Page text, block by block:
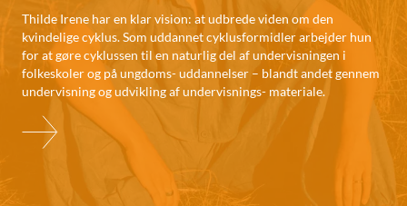
Thilde Irene har en klar vision: at udbrede viden om den
kvindelige cyklus. Som uddannet cyklusformidler arbejder hun
for at gøre cyklussen til en naturlig del af undervisningen i
folkeskoler og på ungdoms- uddannelser – blandt andet gennem
undervisning og udvikling af undervisnings- materiale.